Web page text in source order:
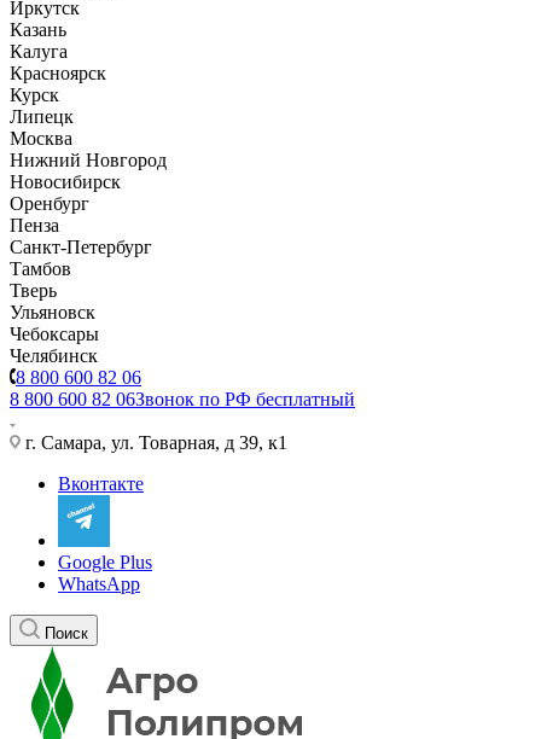
Иркутск
Казань
Калуга
Красноярск
Курск
Липецк
Москва
Нижний Новгород
Новосибирск
Оренбург
Пенза
Санкт-Петербург
Тамбов
Тверь
Ульяновск
Чебоксары
Челябинск
8 800 600 82 06
8 800 600 82 06Звонок по РФ бесплатный
г. Самара, ул. Товарная, д 39, к1
Вконтакте
Google Plus
WhatsApp
Поиск